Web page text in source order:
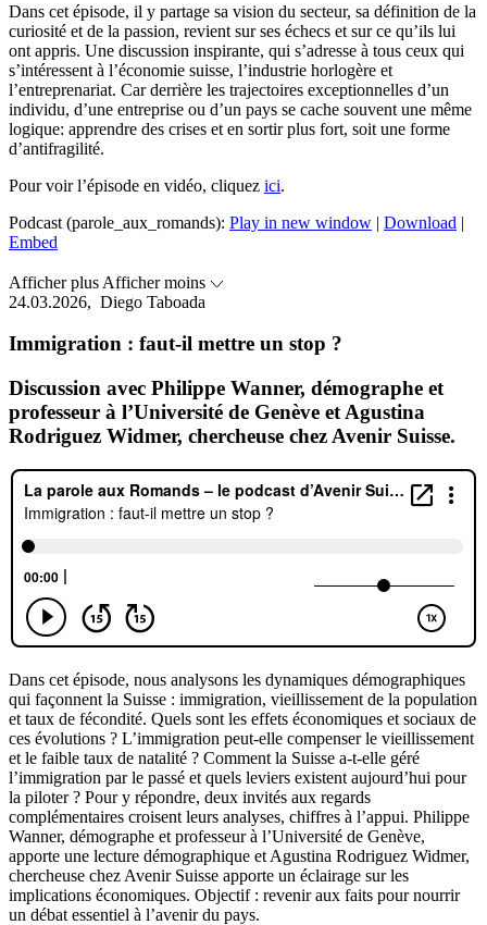
Dans cet épisode, il y partage sa vision du secteur, sa définition de la
curiosité et de la passion, revient sur ses échecs et sur ce qu’ils lui
ont appris. Une discussion inspirante, qui s’adresse à tous ceux qui
s’intéressent à l’économie suisse, l’industrie horlogère et
l’entreprenariat. Car derrière les trajectoires exceptionnelles d’un
individu, d’une entreprise ou d’un pays se cache souvent une même
logique: apprendre des crises et en sortir plus fort, soit une forme
d’antifragilité.
Pour voir l’épisode en vidéo, cliquez ici.
Podcast (parole_aux_romands): Play in new window | Download |
Embed
Afficher plus Afficher moins
24.03.2026, Diego Taboada
Immigration : faut-il mettre un stop ?
Discussion avec Philippe Wanner, démographe et
professeur à l’Université de Genève et Agustina
Rodriguez Widmer, chercheuse chez Avenir Suisse.
Dans cet épisode, nous analysons les dynamiques démographiques
qui façonnent la Suisse : immigration, vieillissement de la population
et taux de fécondité. Quels sont les effets économiques et sociaux de
ces évolutions ? L’immigration peut-elle compenser le vieillissement
et le faible taux de natalité ? Comment la Suisse a-t-elle géré
l’immigration par le passé et quels leviers existent aujourd’hui pour
la piloter ? Pour y répondre, deux invités aux regards
complémentaires croisent leurs analyses, chiffres à l’appui. Philippe
Wanner, démographe et professeur à l’Université de Genève,
apporte une lecture démographique et Agustina Rodriguez Widmer,
chercheuse chez Avenir Suisse apporte un éclairage sur les
implications économiques. Objectif : revenir aux faits pour nourrir
un débat essentiel à l’avenir du pays.